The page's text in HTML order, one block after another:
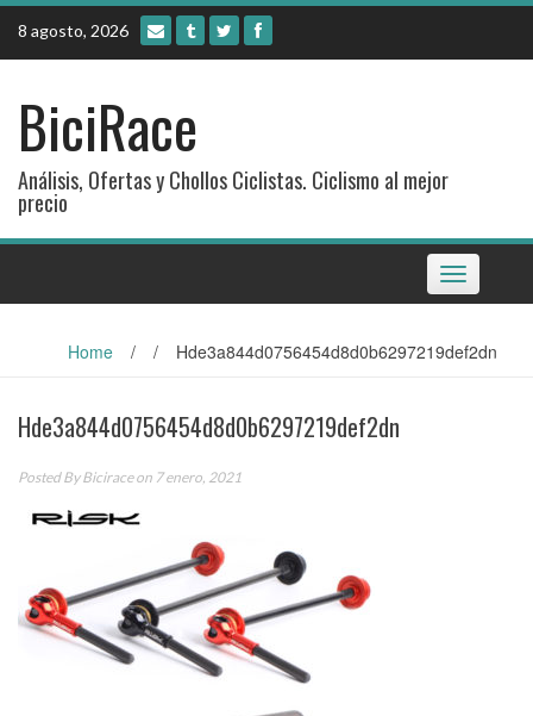
Skip
content
8 agosto, 2026
BiciRace
Análisis, Ofertas y Chollos Ciclistas. Ciclismo al mejor
precio
Toggle
navigation
Home / / Hde3a844d0756454d8d0b6297219def2dn
Hde3a844d0756454d8d0b6297219def2dn
Posted ByBiciraceon 7 enero, 2021